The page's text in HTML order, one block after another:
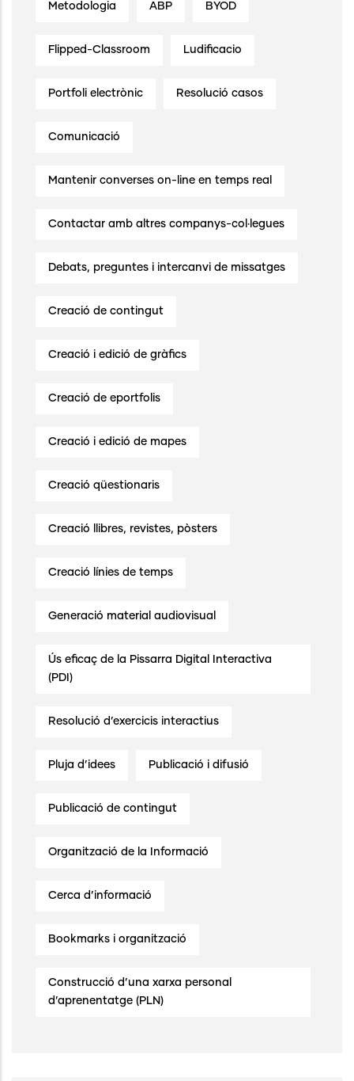
Metodologia ABP BYOD
Flipped-Classroom Ludificacio
Portfoli electrònic Resolució casos
Comunicació
Mantenir converses on-line en temps real
Contactar amb altres companys-col·legues
Debats, preguntes i intercanvi de missatges
Creació de contingut
Creació i edició de gràfics
Creació de eportfolis
Creació i edició de mapes
Creació qüestionaris
Creació llibres, revistes, pòsters
Creació línies de temps
Generació material audiovisual
Ús eficaç de la Pissarra Digital Interactiva
(PDI)
Resolució d’exercicis interactius
Pluja d’idees Publicació i difusió
Publicació de contingut
Organització de la Informació
Cerca d’informació
Bookmarks i organització
Construcció d’una xarxa personal
d’aprenentatge (PLN)